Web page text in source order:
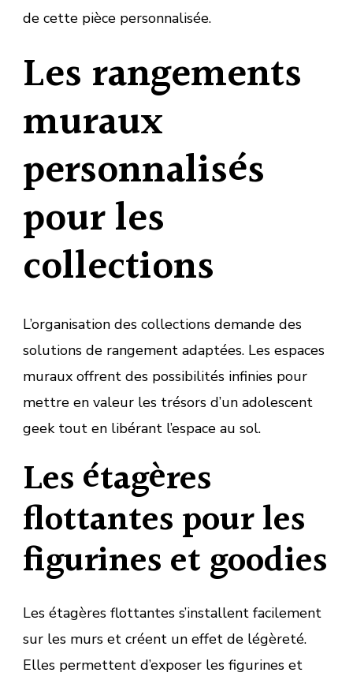
de cette pièce personnalisée.
Les rangements
muraux
personnalisés
pour les
collections
L’organisation des collections demande des
solutions de rangement adaptées. Les espaces
muraux offrent des possibilités infinies pour
mettre en valeur les trésors d’un adolescent
geek tout en libérant l’espace au sol.
Les étagères
flottantes pour les
figurines et goodies
Les étagères flottantes s’installent facilement
sur les murs et créent un effet de légèreté.
Elles permettent d’exposer les figurines et